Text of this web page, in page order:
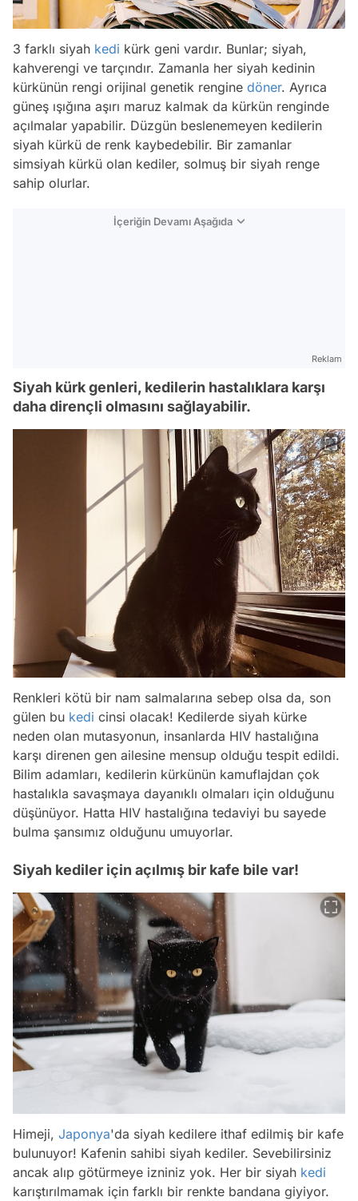
3 farklı siyah kedi kürk geni vardır. Bunlar; siyah,
kahverengi ve tarçındır. Zamanla her siyah kedinin
kürkünün rengi orijinal genetik rengine döner. Ayrıca
güneş ışığına aşırı maruz kalmak da kürkün renginde
açılmalar yapabilir. Düzgün beslenemeyen kedilerin
siyah kürkü de renk kaybedebilir. Bir zamanlar
simsiyah kürkü olan kediler, solmuş bir siyah renge
sahip olurlar.
İçeriğin Devamı Aşağıda
Reklam
Siyah kürk genleri, kedilerin hastalıklara karşı
daha dirençli olmasını sağlayabilir.
Renkleri kötü bir nam salmalarına sebep olsa da, son
gülen bu kedi cinsi olacak! Kedilerde siyah kürke
neden olan mutasyonun, insanlarda HIV hastalığına
karşı direnen gen ailesine mensup olduğu tespit edildi.
Bilim adamları, kedilerin kürkünün kamuflajdan çok
hastalıkla savaşmaya dayanıklı olmaları için olduğunu
düşünüyor. Hatta HIV hastalığına tedaviyi bu sayede
bulma şansımız olduğunu umuyorlar.
Siyah kediler için açılmış bir kafe bile var!
Himeji, Japonya'da siyah kedilere ithaf edilmiş bir kafe
bulunuyor! Kafenin sahibi siyah kediler. Sevebilirsiniz
ancak alıp götürmeye izniniz yok. Her bir siyah kedi
karıştırılmamak için farklı bir renkte bandana giyiyor.